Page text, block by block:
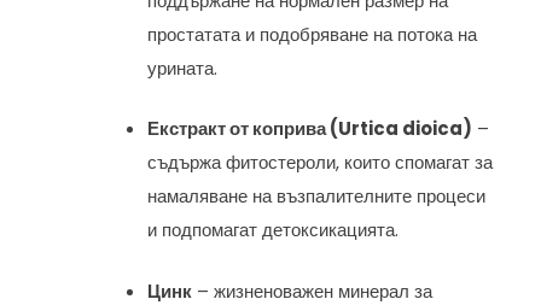
простатата и подобряване на потока на
урината.
Екстракт от коприва (Urtica dioica) –
съдържа фитостероли, които спомагат за
намаляване на възпалителните процеси
и подпомагат детоксикацията.
Цинк – жизненоважен минерал за